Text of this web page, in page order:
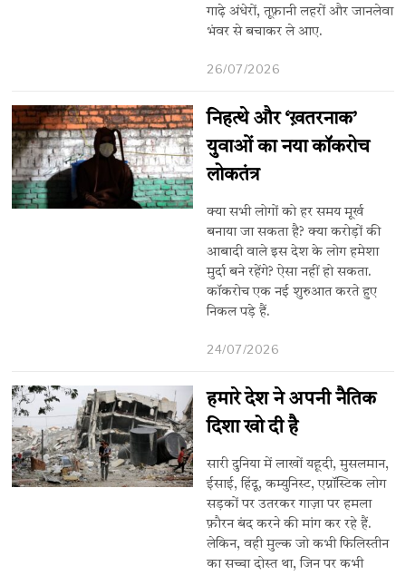
गाढ़े अंधेरों, तूफ़ानी लहरों और जानलेवा
भंवर से बचाकर ले आए.
26/07/2026
निहत्थे और ‘ख़तरनाक’
युवाओं का नया कॉकरोच
लोकतंत्र
क्या सभी लोगों को हर समय मूर्ख
बनाया जा सकता है? क्या करोड़ों की
आबादी वाले इस देश के लोग हमेशा
मुर्दा बने रहेंगे? ऐसा नहीं हो सकता.
कॉकरोच एक नई शुरुआत करते हुए
निकल पड़े हैं.
24/07/2026
हमारे देश ने अपनी नैतिक
दिशा खो दी है
सारी दुनिया में लाखों यहूदी, मुसलमान,
ईसाई, हिंदू, कम्युनिस्ट, एग्नॉस्टिक लोग
सड़कों पर उतरकर गाज़ा पर हमला
फ़ौरन बंद करने की मांग कर रहे हैं.
लेकिन, वही मुल्क जो कभी फिलिस्तीन
का सच्चा दोस्त था, जिन पर कभी